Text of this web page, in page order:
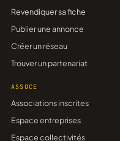
Revendiquer sa fiche
Publier une annonce
Créer un réseau
Trouver un partenariat
ASSOCE
Associations inscrites
Espace entreprises
Espace collectivités